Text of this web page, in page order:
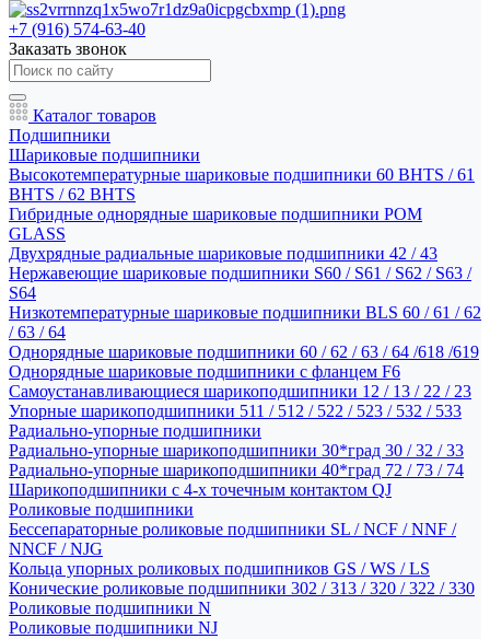
+7 (916) 574-63-40
Заказать звонок
Каталог товаров
Подшипники
Шариковые подшипники
Высокотемпературные шариковые подшипники 60 BHTS / 61
BHTS / 62 BHTS
Гибридные однорядные шариковые подшипники POM
GLASS
Двухрядные радиальные шариковые подшипники 42 / 43
Нержавеющие шариковые подшипники S60 / S61 / S62 / S63 /
S64
Низкотемпературные шариковые подшипники BLS 60 / 61 / 62
/ 63 / 64
Однорядные шариковые подшипники 60 / 62 / 63 / 64 /618 /619
Однорядные шариковые подшипники с фланцем F6
Самоустанавливающиеся шарикоподшипники 12 / 13 / 22 / 23
Упорные шарикоподшипники 511 / 512 / 522 / 523 / 532 / 533
Радиально-упорные подшипники
Радиально-упорные шарикоподшипники 30*град 30 / 32 / 33
Радиально-упорные шарикоподшипники 40*град 72 / 73 / 74
Шарикоподшипники с 4-х точечным контактом QJ
Роликовые подшипники
Бессепараторные роликовые подшипники SL / NCF / NNF /
NNCF / NJG
Кольца упорных роликовых подшипников GS / WS / LS
Конические роликовые подшипники 302 / 313 / 320 / 322 / 330
Роликовые подшипники N
Роликовые подшипники NJ